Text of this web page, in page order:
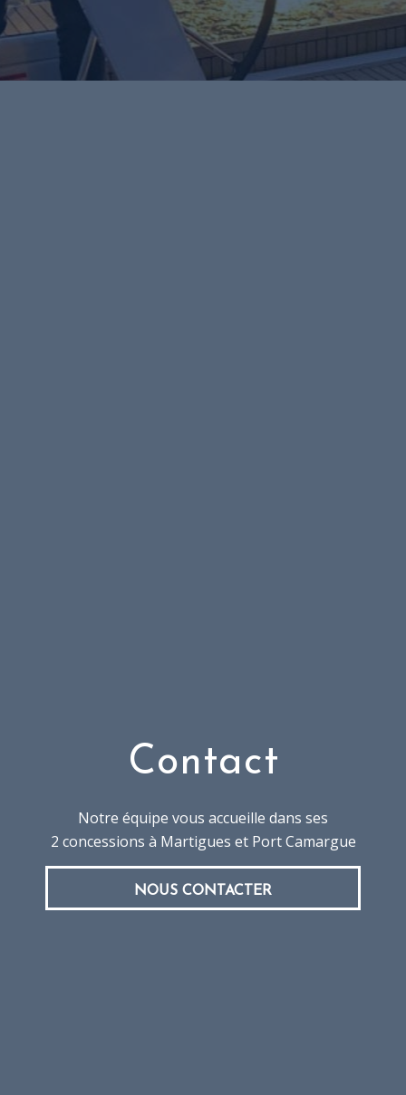
Contact
Notre équipe vous accueille dans ses
2 concessions à Martigues et Port Camargue
NOUS CONTACTER